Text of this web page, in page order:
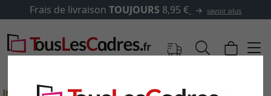
Frais de livraison TOUJOURS 8,95 € savoir plus